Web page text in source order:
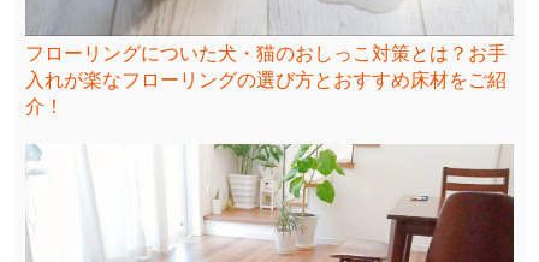
フローリングについた犬・猫のおしっこ対策とは？お手
入れが楽なフローリングの選び方とおすすめ床材をご紹
介！